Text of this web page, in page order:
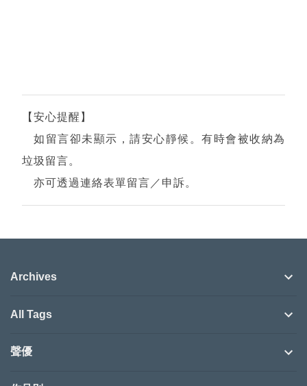
張
留
【安心提醒】
如留言卻未顯示，請安心靜候。有時會被收納為
垃圾留言。
亦可透過連絡表單留言／申訴。
Archives
All Tags
聲優